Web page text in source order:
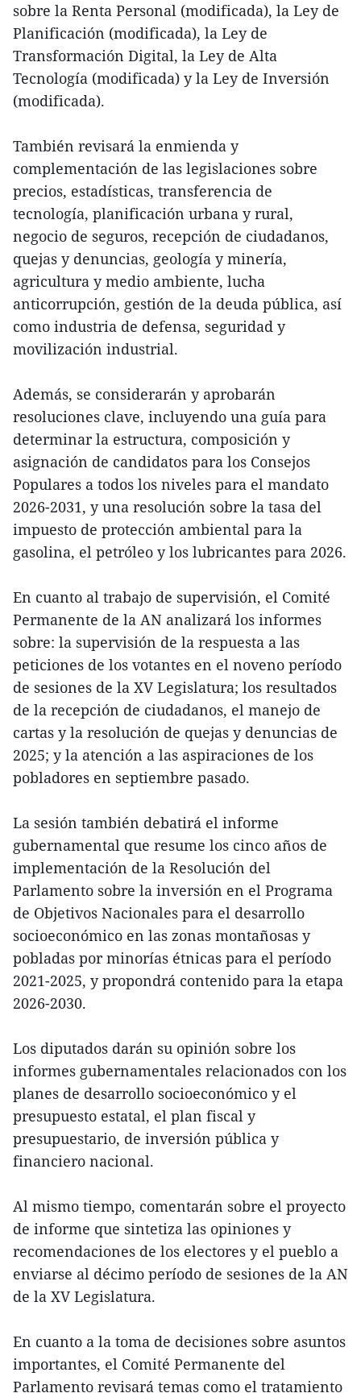
sobre la Renta Personal (modificada), la Ley de
Planificación (modificada), la Ley de
Transformación Digital, la Ley de Alta
Tecnología (modificada) y la Ley de Inversión
(modificada).
También revisará la enmienda y
complementación de las legislaciones sobre
precios, estadísticas, transferencia de
tecnología, planificación urbana y rural,
negocio de seguros, recepción de ciudadanos,
quejas y denuncias, geología y minería,
agricultura y medio ambiente, lucha
anticorrupción, gestión de la deuda pública, así
como industria de defensa, seguridad y
movilización industrial.
Además, se considerarán y aprobarán
resoluciones clave, incluyendo una guía para
determinar la estructura, composición y
asignación de candidatos para los Consejos
Populares a todos los niveles para el mandato
2026-2031, y una resolución sobre la tasa del
impuesto de protección ambiental para la
gasolina, el petróleo y los lubricantes para 2026.
En cuanto al trabajo de supervisión, el Comité
Permanente de la AN analizará los informes
sobre: la supervisión de la respuesta a las
peticiones de los votantes en el noveno período
de sesiones de la XV Legislatura; los resultados
de la recepción de ciudadanos, el manejo de
cartas y la resolución de quejas y denuncias de
2025; y la atención a las aspiraciones de los
pobladores en septiembre pasado.
La sesión también debatirá el informe
gubernamental que resume los cinco años de
implementación de la Resolución del
Parlamento sobre la inversión en el Programa
de Objetivos Nacionales para el desarrollo
socioeconómico en las zonas montañosas y
pobladas por minorías étnicas para el período
2021-2025, y propondrá contenido para la etapa
2026-2030.
Los diputados darán su opinión sobre los
informes gubernamentales relacionados con los
planes de desarrollo socioeconómico y el
presupuesto estatal, el plan fiscal y
presupuestario, de inversión pública y
financiero nacional.
Al mismo tiempo, comentarán sobre el proyecto
de informe que sintetiza las opiniones y
recomendaciones de los electores y el pueblo a
enviarse al décimo período de sesiones de la AN
de la XV Legislatura.
En cuanto a la toma de decisiones sobre asuntos
importantes, el Comité Permanente del
Parlamento revisará temas como el tratamiento